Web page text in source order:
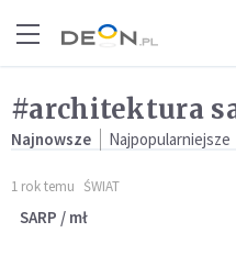
#architektura
Najnowsze Najpopularniejsze
1 rok temu ŚWIAT
SARP / mł